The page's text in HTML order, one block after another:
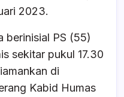
2023.
berinisial PS (55)
sekitar pukul 17.30
di
Kabid Humas